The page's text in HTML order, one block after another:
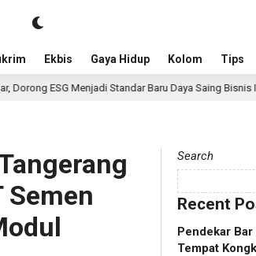
Ekbis Gaya Hidup Kolom Tips
Standar Baru Daya Saing Bisnis Indonesia
Semen
Search
Recent
Pendekar
Tempat